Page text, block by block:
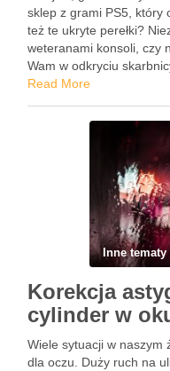
sklep z grami PS5, który
też te ukryte perełki?
weteranami konsoli, czy
Wam w odkryciu
rynku. Przygotujcie się
Read More
Inne tematy
Korekcja
cylinder w
Wiele sytuacji w naszym
dla oczu. Duży ruch na